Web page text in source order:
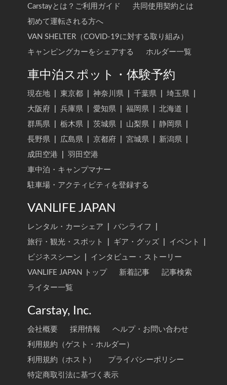
Carstayとは？ご利用ガイド
共同使用契約とは
初めて運転される方へ
VAN SHELTER（COVID-19に対する取り組み）
キャンピングカーをシェアする
ホルダー一覧
車中泊スポット・体験予約
現在地 東京都 神奈川県 千葉県 埼玉県
大阪府
兵庫県 愛知県 福岡県 北海道
群馬県
栃木県 茨城県 山梨県 静岡県
長野県
広島県 京都府 宮城県 新潟県
成田空港
羽田空港
車中泊・キャンプマナー
駐車場・アクティビティを登録する
VANLIFE JAPAN
レンタル・カーシェア バンライフ
旅行・観光・スポット
ギア・グッズ イベント
ビジネスシーン
インタビュー・ストーリー
VANLIFE JAPAN トップ
新着記事
記事検索
ライター一覧
Carstay, Inc.
会社概要 採用情報
ヘルプ・お問い合わせ
利用規約（ゲスト・ホルダー）
利用規約（ホスト）
プライバシーポリシー
特定商取引法に基づく表示